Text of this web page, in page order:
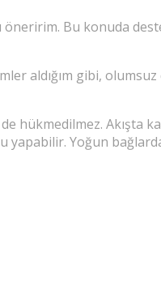
öneririm. Bu konuda
aldığım gibi,
hükmedilmez. Akışta
yapabilir. Yoğun